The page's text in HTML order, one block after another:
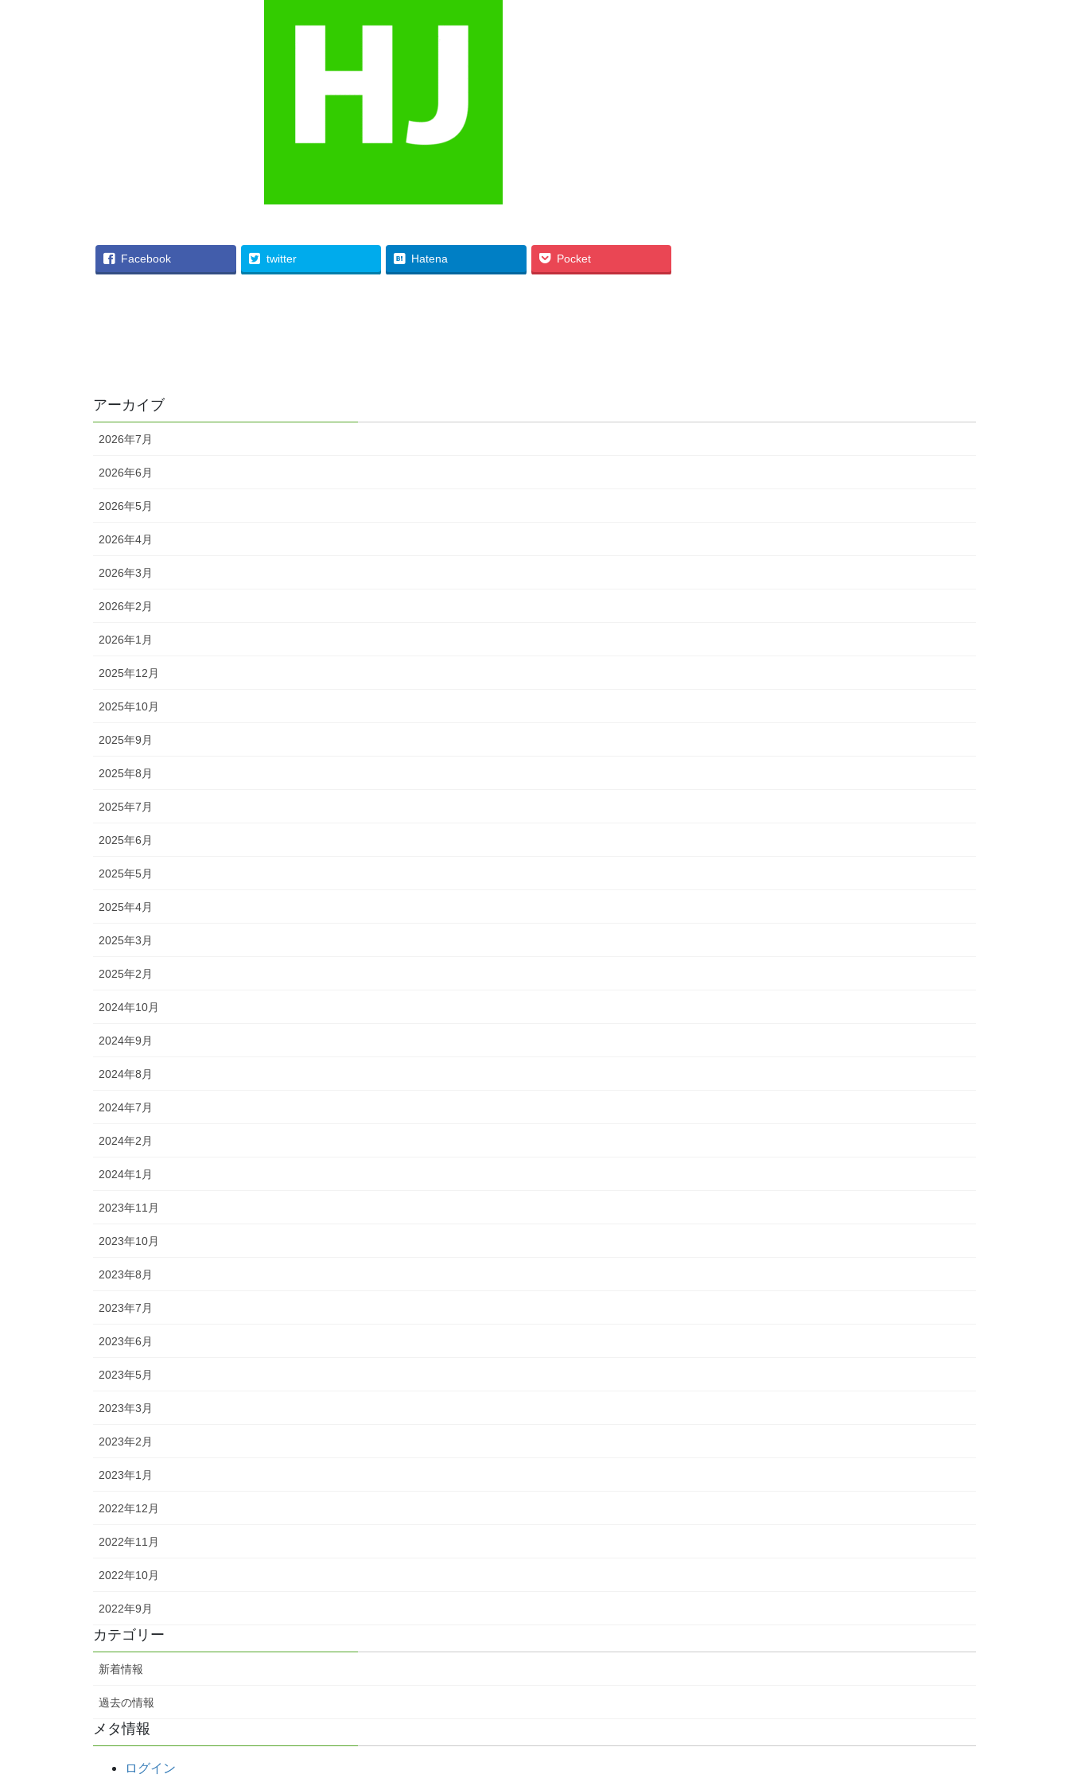
Facebook twitter Hatena Pocket
アーカイブ
2026年7月
2026年6月
2026年5月
2026年4月
2026年3月
2026年2月
2026年1月
2025年12月
2025年10月
2025年9月
2025年8月
2025年7月
2025年6月
2025年5月
2025年4月
2025年3月
2025年2月
2024年10月
2024年9月
2024年8月
2024年7月
2024年2月
2024年1月
2023年11月
2023年10月
2023年8月
2023年7月
2023年6月
2023年5月
2023年3月
2023年2月
2023年1月
2022年12月
2022年11月
2022年10月
2022年9月
カテゴリー
新着情報
過去の情報
メタ情報
ログイン